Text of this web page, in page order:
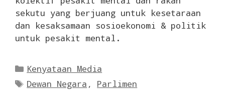
sekutu yang berjuang untuk kesetaraan
dan kesaksamaan sosioekonomi & politik
untuk pesakit mental.
Categories
Kenyataan Media
Tags
Dewan Negara , Parlimen